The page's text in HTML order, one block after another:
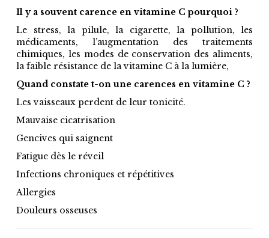
Il y a souvent carence en vitamine C pourquoi ?
Le stress, la pilule, la cigarette, la pollution, les
médicaments, l’augmentation des traitements
chimiques, les modes de conservation des aliments,
la faible résistance de la vitamine C à la lumière,
Quand constate t-on une carences en vitamine C ?
Les vaisseaux perdent de leur tonicité.
Mauvaise cicatrisation
Gencives qui saignent
Fatigue dès le réveil
Infections chroniques et répétitives
Allergies
Douleurs osseuses